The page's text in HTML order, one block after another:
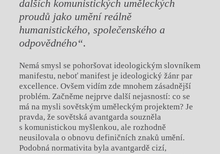
dalších komunistických uměleckých
proudů jako umění reálně
humanistického, společenského a
odpovědného“.
Nemá smysl se pohoršovat ideologickým slovníkem
manifestu, neboť manifest je ideologický žánr par
excellence. Ovšem vidím zde mnohem zásadnější
problém. Začněme nejprve další nejasností: co se
má na mysli sovětským uměleckým projektem? Je
pravda, že sovětská avantgarda souzněla
s komunistickou myšlenkou, ale rozhodně
neusilovala o obnovu definičních znaků umění.
Podobná normativita byla avantgardě cizí,